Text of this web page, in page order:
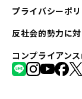
プライバシーポ
反社会的勢力に
コンプライアンス